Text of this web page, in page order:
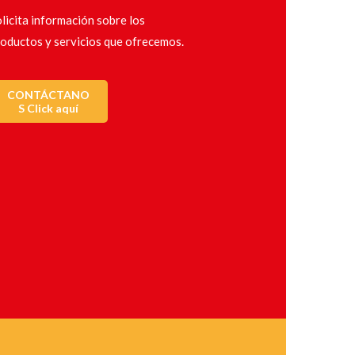
información sobre los
y servicios que ofrecemos.
CONTÁCTANO
S Click aquí